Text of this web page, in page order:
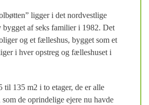
ligger i det nordvestlige
bygget af seks familier i 1982. Det
og et fælleshus, bygget som et
i hver opstreg og fælleshuset i
til 135 m2 i to etager, de er alle
de oprindelige ejere nu havde